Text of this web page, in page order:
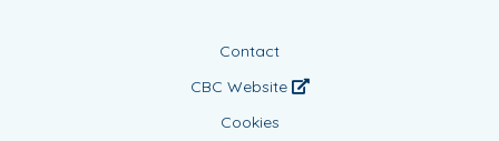
Contact
CBC Website
Cookies